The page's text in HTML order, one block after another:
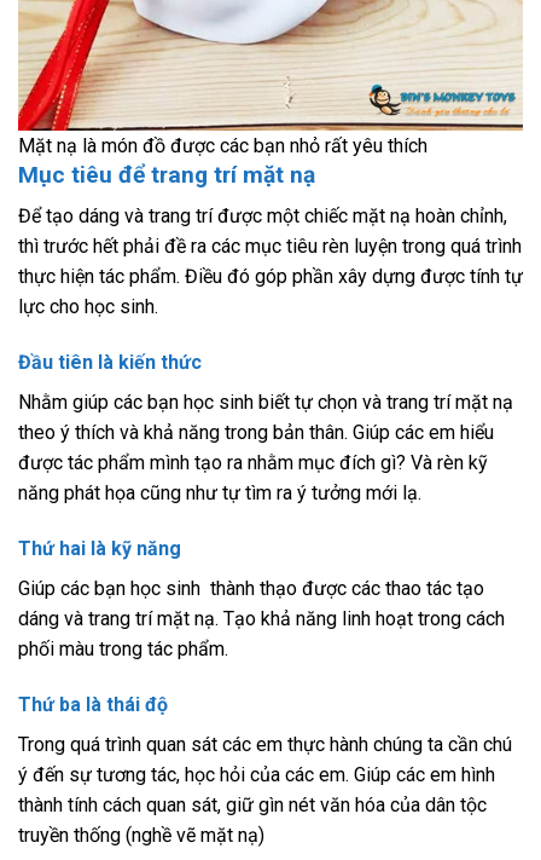
Mặt nạ là món đồ được các bạn nhỏ rất yêu thích
Mục tiêu để trang trí mặt nạ
Để tạo dáng và trang trí được một chiếc mặt nạ hoàn chỉnh,
thì trước hết phải đề ra các mục tiêu rèn luyện trong quá trình
thực hiện tác phẩm. Điều đó góp phần xây dựng được tính tự
lực cho học sinh.
Đầu tiên là kiến thức
Nhằm giúp các bạn học sinh biết tự chọn và trang trí mặt nạ
theo ý thích và khả năng trong bản thân. Giúp các em hiểu
được tác phẩm mình tạo ra nhằm mục đích gì? Và rèn kỹ
năng phát họa cũng như tự tìm ra ý tưởng mới lạ.
Thứ hai là kỹ năng
Giúp các bạn học sinh thành thạo được các thao tác tạo
dáng và trang trí mặt nạ. Tạo khả năng linh hoạt trong cách
phối màu trong tác phẩm.
Thứ ba là thái độ
Trong quá trình quan sát các em thực hành chúng ta cần chú
ý đến sự tương tác, học hỏi của các em. Giúp các em hình
thành tính cách quan sát, giữ gìn nét văn hóa của dân tộc
truyền thống (nghề vẽ mặt nạ)